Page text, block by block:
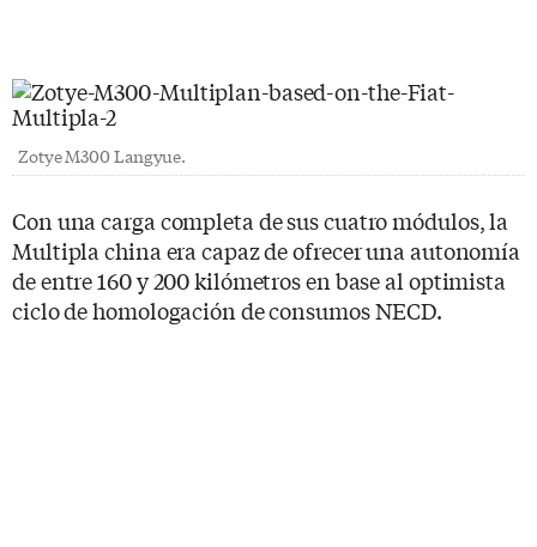
Zotye M300 Langyue.
Con una carga completa de sus cuatro módulos, la
Multipla china era capaz de ofrecer una autonomía
de entre 160 y 200 kilómetros en base al optimista
ciclo de homologación de consumos NECD.